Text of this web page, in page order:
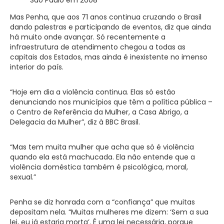
Mas Penha, que aos 71 anos continua cruzando o Brasil
dando palestras e participando de eventos, diz que ainda
há muito onde avançar. Só recentemente a
infraestrutura de atendimento chegou a todas as
capitais dos Estados, mas ainda é inexistente no imenso
interior do país.
“Hoje em dia a violência continua. Elas só estão
denunciando nos municípios que têm a política pública –
o Centro de Referência da Mulher, a Casa Abrigo, a
Delegacia da Mulher”, diz à BBC Brasil.
“Mas tem muita mulher que acha que só é violência
quando ela está machucada. Ela não entende que a
violência doméstica também é psicológica, moral,
sexual.”
Penha se diz honrada com a “confiança” que muitas
depositam nela. “Muitas mulheres me dizem: ‘Sem a sua
lei, eu já estaria morta’. É uma lei necessária, porque